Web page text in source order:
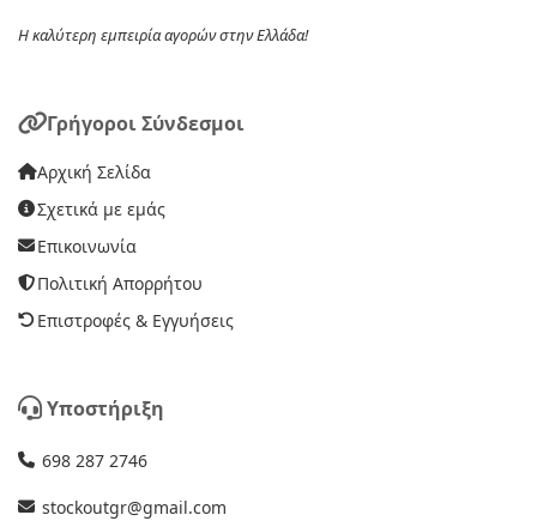
Η καλύτερη εμπειρία αγορών στην Ελλάδα!
Γρήγοροι Σύνδεσμοι
Αρχική Σελίδα
Σχετικά με εμάς
Επικοινωνία
Πολιτική Απορρήτου
Επιστροφές & Εγγυήσεις
Υποστήριξη
698 287 2746
stockoutgr@gmail.com